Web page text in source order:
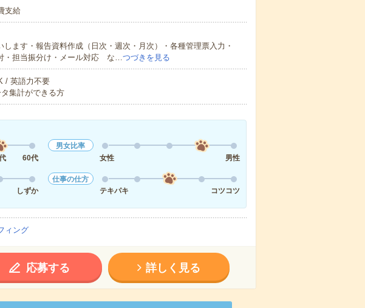
支給
ます・報告資料作成（日次・週次・月次）・各種管理票入力・
・担当振分け・メール対応 な…つづきを見る
/ 英語力不要
集計ができる方
60代
男女比率
女性
男性
しずか
仕事の仕方
テキパキ
コツコツ
ィング
応募する 詳しく見る